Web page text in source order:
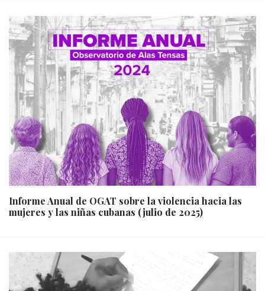
Informe Anual de OGAT sobre la violencia hacia las
mujeres y las niñas cubanas (julio de 2025)